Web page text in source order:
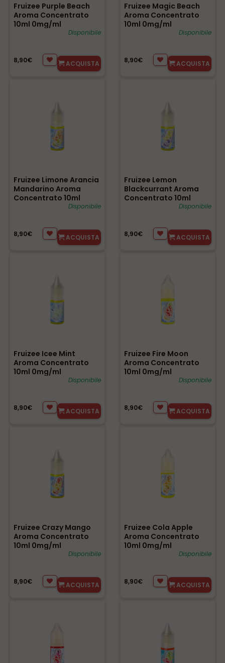
Fruizee Purple Beach
Aroma Concentrato
10ml 0mg/ml
Disponibile
8,90€ ACQUISTA
Fruizee Magic Beach
Aroma Concentrato
10ml 0mg/ml
Disponibile
8,90€ ACQUISTA
Fruizee Limone Arancia
Mandarino Aroma
Concentrato 10ml
Disponibile
8,90€ ACQUISTA
Fruizee Lemon
Blackcurrant Aroma
Concentrato 10ml
Disponibile
8,90€ ACQUISTA
Fruizee Icee Mint
Aroma Concentrato
10ml 0mg/ml
Disponibile
8,90€ ACQUISTA
Fruizee Fire Moon
Aroma Concentrato
10ml 0mg/ml
Disponibile
8,90€ ACQUISTA
Fruizee Crazy Mango
Aroma Concentrato
10ml 0mg/ml
Disponibile
8,90€ ACQUISTA
Fruizee Cola Apple
Aroma Concentrato
10ml 0mg/ml
Disponibile
8,90€ ACQUISTA